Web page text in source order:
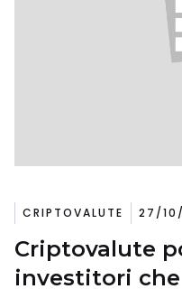
CRIPTOVALUTE 27/10/
Criptovalute
investitori